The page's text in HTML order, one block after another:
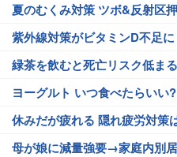
夏のむくみ対策 ツボ&反射区
紫外線対策がビタミンD不足に
緑茶を飲むと死亡リスク低ま
ヨーグルト いつ食べたらいい?
休みだが疲れる 隠れ疲労対策
母が娘に減量強要→家庭内別